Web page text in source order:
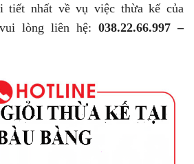
tiết nhất về vụ việc thừa kế của
lòng liên hệ: 038.22.66.997 –